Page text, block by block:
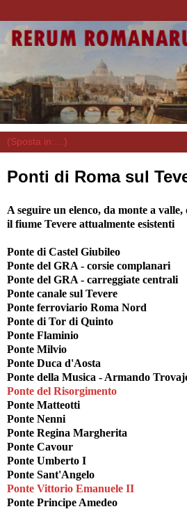
Ponti di Roma sul
A seguire un elenco, da monte a
il fiume Tevere attualmente esistenti
Ponte di Castel Giubileo
Ponte del GRA - corsie complanari
Ponte del GRA - carreggiate centrali
Ponte canale sul Tevere
Ponte ferroviario Roma Nord
Ponte di Tor di Quinto
Ponte Flaminio
Ponte Milvio
Ponte Duca d'Aosta
Ponte della Musica - Armando
Ponte del Risorgimento
Ponte Matteotti
Ponte Nenni
Ponte Regina Margherita
Ponte Cavour
Ponte Umberto I
Ponte Sant'Angelo
Ponte Vittorio Emanuele II
Ponte Principe Amedeo